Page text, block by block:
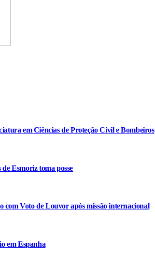
em Ciências de Proteção Civil e Bombeiros
Esmoriz toma posse
com Voto de Louvor após missão internacional
em Espanha